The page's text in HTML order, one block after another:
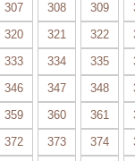
307 308 309
320 321 322
333 334 335
346 347 348
359 360 361
372 373 374